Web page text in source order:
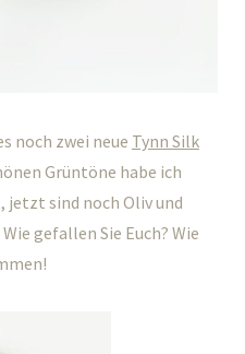
noch zwei neue Tynn Silk
Grüntöne habe ich
jetzt sind noch Oliv und
gefallen Sie Euch? Wie